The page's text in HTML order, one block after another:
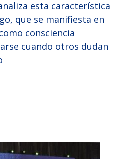
esta característica
que se manifiesta en
consciencia
cuando otros dudan